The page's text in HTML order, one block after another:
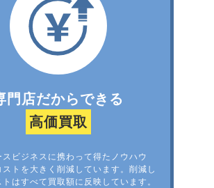
門店だからできる
高価買取
スビジネスに携わって得たノウハウ
ストを大きく削減しています。削減し
はすべて買取額に反映しています。